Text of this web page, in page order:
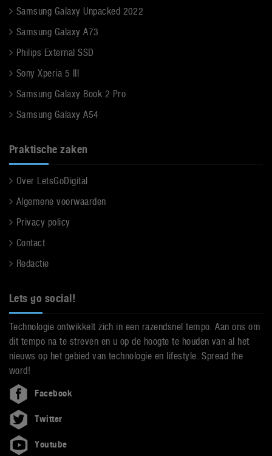
Samsung Galaxy Unpacked 2022
Samsung Galaxy A73
Philips External SSD
Sony Xperia 5 III
Samsung Galaxy Book 2 Pro
Samsung Galaxy A54
Praktische zaken
Over LetsGoDigital
Algemene voorwaarden
Privacy policy
Contact
Redactie
Lets go social!
Technologie ontwikkelt zich in een razendsnel tempo. Aan ons om
dit tempo na te streven en u op de hoogte te houden van al het
nieuws op het gebied van technologie en lifestyle. Spread the
word!
Facebook
Twitter
Youtube